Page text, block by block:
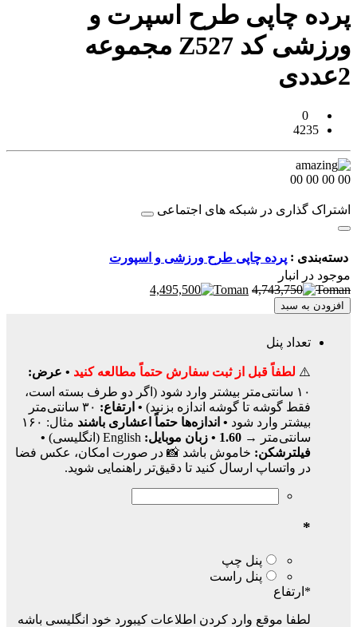
پرده چاپی طرح اسپرت و
ورزشی کد Z527 مجموعه
2عددی
0
4235
00
00
00
00
اشتراک گذاری در شبکه های اجتماعی
دسته‌بندی : پرده چاپی طرح ورزشی و اسپورت
موجود در انبار
4,743,750
4,495,500
افزودن به سبد
تعداد پنل
⚠️ لطفاً قبل از ثبت سفارش حتماً مطالعه کنید • عرض:
۱۰ سانتی‌متر بیشتر وارد شود (اگر دو طرف بسته است،
فقط گوشه تا گوشه اندازه بزنید) • ارتفاع:
۳۰ سانتی‌متر
بیشتر وارد شود • اندازه‌ها حتماً اعشاری باشند
مثال: ۱۶۰
سانتی‌متر → 1.60 • زبان موبایل:
•
فیلترشکن: خاموش باشد 📸 در صورت امکان، عکس فضا
در واتساپ ارسال کنید تا دقیق‌تر راهنمایی شوید.
*
پنل چپ
پنل راست
* ارتفاع
لطفا موقع وارد کردن اطلاعات کیبورد خود انگلیسی باشه